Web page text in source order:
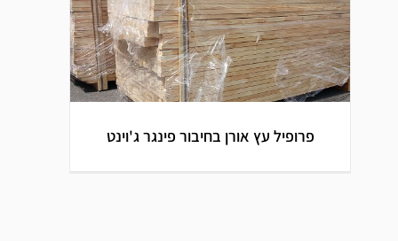
קורות עץ אורן
פרופיל עץ אורן בחיבור פינגר ג'וינט